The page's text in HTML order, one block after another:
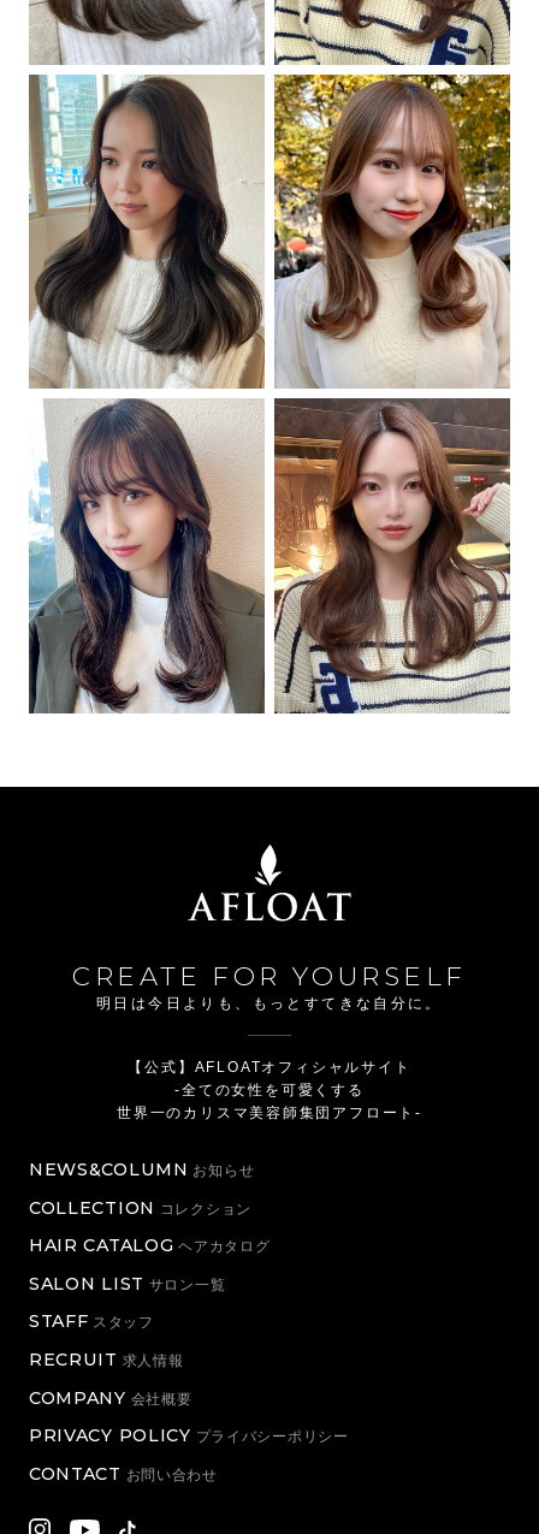
CREATE FOR YOURSELF
明日は今日よりも、もっとすてきな自分に。
【公式】AFLOATオフィシャルサイト
-全ての女性を可愛くする
世界一のカリスマ美容師集団アフロート-
NEWS&COLUMN お知らせ
COLLECTION コレクション
HAIR CATALOG ヘアカタログ
SALON LIST サロン一覧
STAFF スタッフ
RECRUIT 求人情報
COMPANY 会社概要
PRIVACY POLICY プライバシーポリシー
CONTACT お問い合わせ